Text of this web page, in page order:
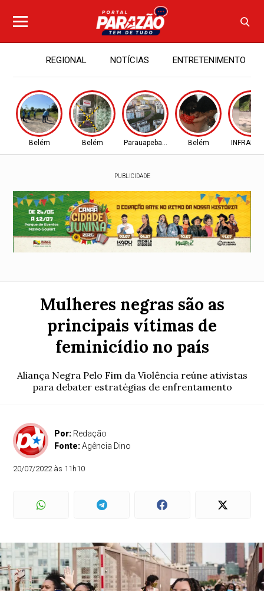
REGIONAL NOTÍCIAS ENTRETENIMENTO
Belém Belém Parauapebas - PA Belém
PUBLICIDADE
Mulheres negras são as
principais vítimas de
feminicídio no país
Aliança Negra Pelo Fim da Violência reúne ativistas
para debater estratégias de enfrentamento
Por: Redação
Fonte:Agência Dino
20/07/2022 às 11h10